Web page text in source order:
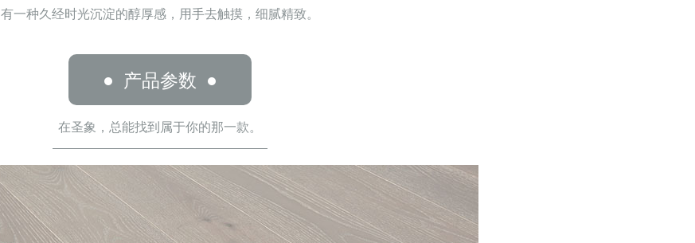
有一种久经时光沉淀的醇厚感，用手去触摸，细腻精致。
产品参数
在圣象，总能找到属于你的那一款。